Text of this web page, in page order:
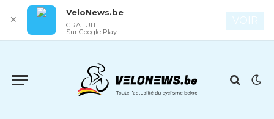
✕
VeloNews.be
GRATUIT
Sur Google Play
VOIR